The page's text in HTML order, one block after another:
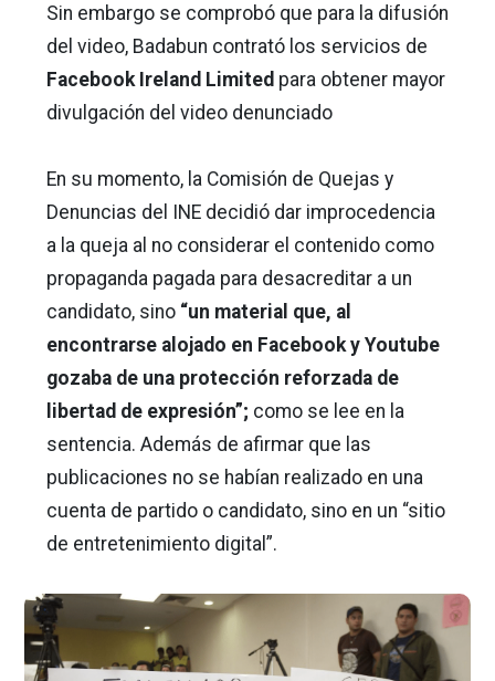
Sin embargo se comprobó que para la difusión
del video, Badabun contrató los servicios de
Facebook Ireland Limited para obtener mayor
divulgación del video denunciado
En su momento, la Comisión de Quejas y
Denuncias del INE decidió dar improcedencia
a la queja al no considerar el contenido como
propaganda pagada para desacreditar a un
candidato, sino “un material que, al
encontrarse alojado en Facebook y Youtube
gozaba de una protección reforzada de
libertad de expresión”; como se lee en la
sentencia. Además de afirmar que las
publicaciones no se habían realizado en una
cuenta de partido o candidato, sino en un “sitio
de entretenimiento digital”.